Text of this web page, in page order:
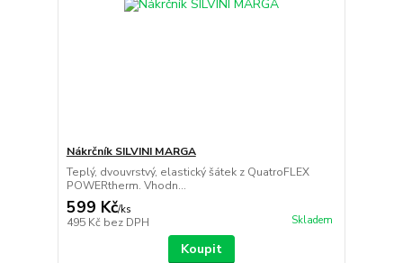
Nákrčník SILVINI MARGA
Teplý, dvouvrstvý, elastický šátek z QuatroFLEX
POWERtherm. Vhodn...
599 Kč/ks
495 Kč bez DPH Skladem
Koupit